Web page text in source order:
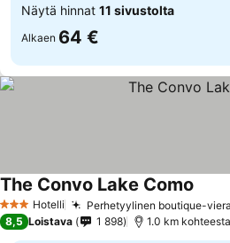
Näytä hinnat 11 sivustolta
Alkaen 64 €
3 Tähtiluokitus
Hotelli Perhetyylinen boutique-
The Convo Lake Como
8,5 Loistava 1 898 1.0 km